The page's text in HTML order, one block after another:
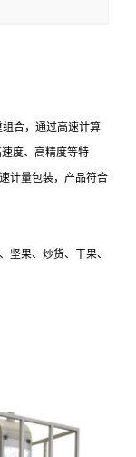
组合， 通过高速计算
速度、高精度等特
计量包装，产品符合
、坚果、炒货、干果、